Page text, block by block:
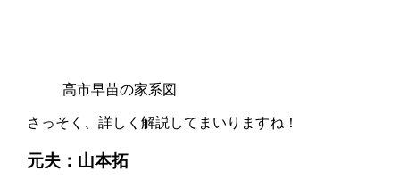
高市早苗の家系図
さっそく、詳しく解説してまいりますね！
元夫：山本拓